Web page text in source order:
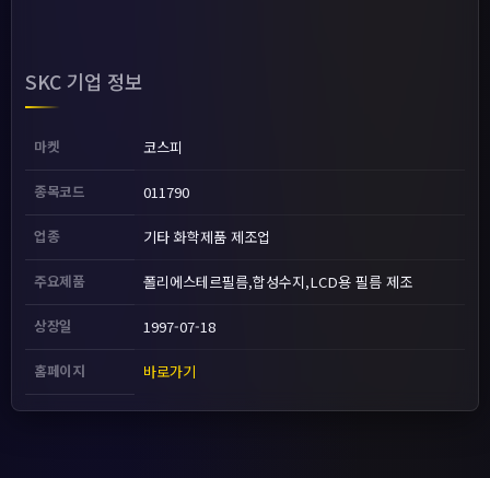
SKC 기업 정보
마켓 코스피
종목코드 011790
업종 기타 화학제품 제조업
주요제품 폴리에스테르필름,합성수지,LCD용 필름 제조
상장일 1997-07-18
홈페이지 바로가기